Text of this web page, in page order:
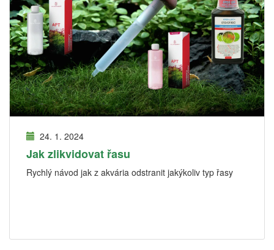
24. 1. 2024
Jak zlikvidovat řasu
Rychlý návod jak z akvária odstranit jakýkoliv typ řasy